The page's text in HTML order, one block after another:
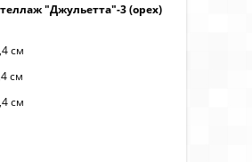
"Джульетта"-3 (орех)
см
см
см